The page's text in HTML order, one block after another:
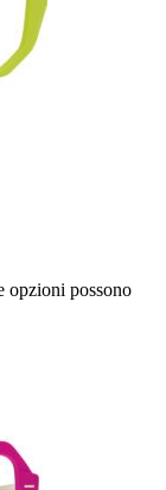
opzioni possono